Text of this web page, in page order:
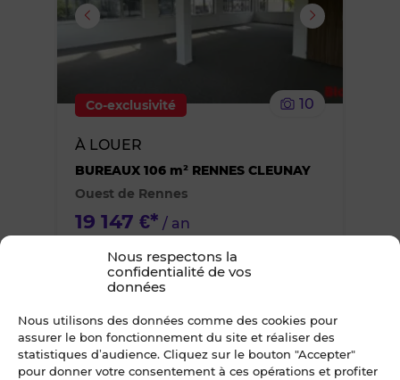
Nous respectons la
confidentialité de vos
données
Nous utilisons des données comme des cookies pour
assurer le bon fonctionnement du site et réaliser des
statistiques d’audience. Cliquez sur le bouton "Accepter"
pour donner votre consentement à ces opérations et profiter
Co-exclusivité 10
À LOUER
BUREAUX 106 m² RENNES CLEUNAY
Ouest de Rennes
19 147 €* / an
Ajouter
ou